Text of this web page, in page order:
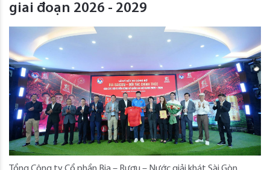
giai đoạn 2026 - 2029